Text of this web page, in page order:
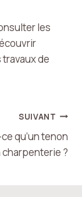
les
de
SUIVANT
qu’un tenon
charpenterie ?